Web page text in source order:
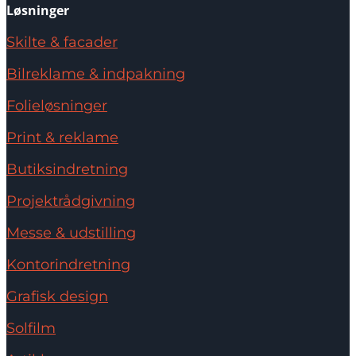
Løsninger
Skilte & facader
Bilreklame & indpakning
Folieløsninger
Print & reklame
Butiksindretning
Projektrådgivning
Messe & udstilling
Kontorindretning
Grafisk design
Solfilm